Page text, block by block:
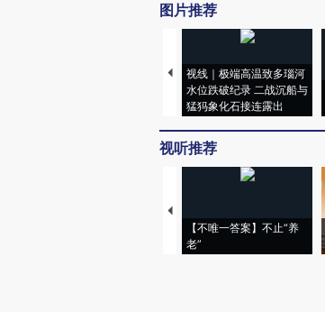
图片推荐
视线｜极端高温致多瑙河
水位跌破纪录 二战沉船与
猛犸象化石接连露出
视听推荐
【不唯一答案】不止“养
老”